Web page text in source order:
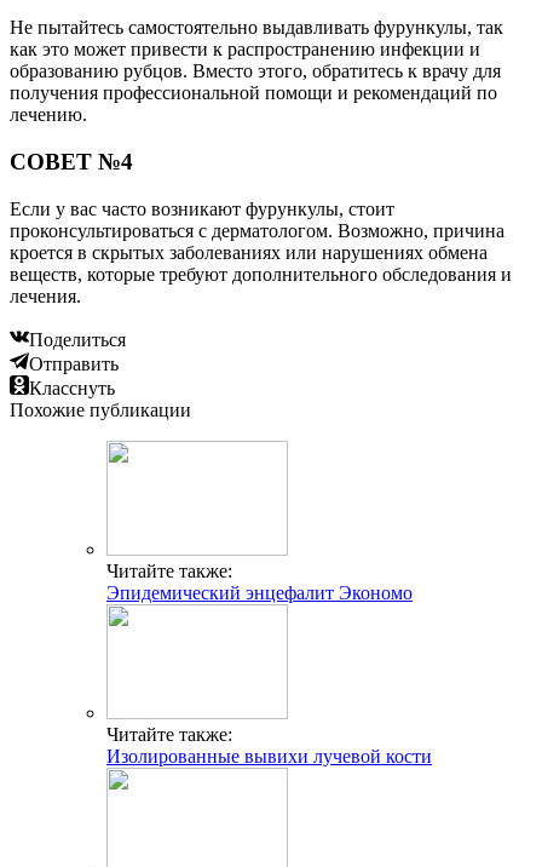
Не пытайтесь самостоятельно выдавливать фурункулы, так
как это может привести к распространению инфекции и
образованию рубцов. Вместо этого, обратитесь к врачу для
получения профессиональной помощи и рекомендаций по
лечению.
СОВЕТ №4
Если у вас часто возникают фурункулы, стоит
проконсультироваться с дерматологом. Возможно, причина
кроется в скрытых заболеваниях или нарушениях обмена
веществ, которые требуют дополнительного обследования и
лечения.
Поделиться
Отправить
Класснуть
Похожие публикации
Читайте также:
Эпидемический энцефалит Экономо
Читайте также:
Изолированные вывихи лучевой кости